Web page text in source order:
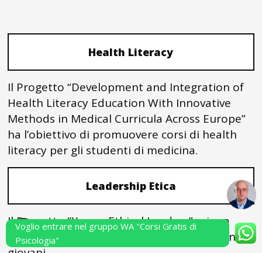
Health Literacy
Il Progetto “Development and Integration of
Health Literacy Education With Innovative
Methods in Medical Curricula Across Europe”
ha l’obiettivo di promuovere corsi di health
literacy per gli studenti di medicina.
Leadership Etica
Il Progetto “Young Ethical Leaders” mira a
favorire lo sviluppo della leadership etica nei
Voglio entrare nel gruppo WA "Corsi Gratis di
Psicologia"